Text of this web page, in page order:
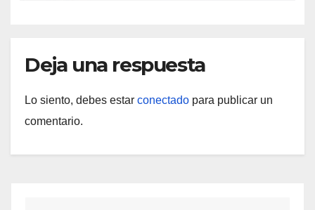
Deja una respuesta
Lo siento, debes estar conectado para publicar un
comentario.